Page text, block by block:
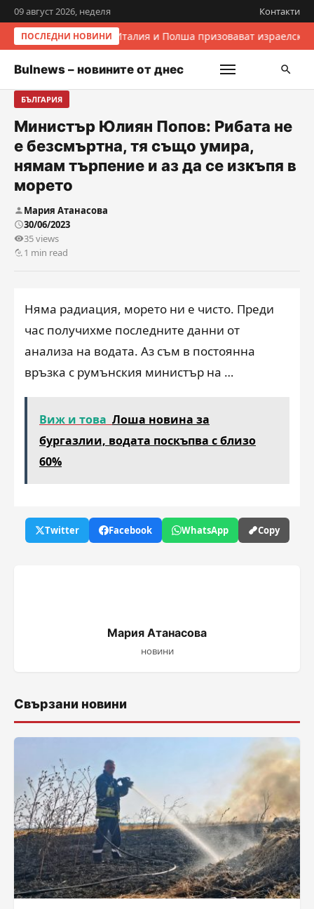
09 август 2026, неделя Контакти
ПОСЛЕДНИ НОВИНИ Италия и Полша призовават
Bulnews – новините от днес
БЪЛГАРИЯ
Министър Юлиян Попов: Рибата не
е безсмъртна, тя също умира,
нямам търпение и аз да се изкъпя в
морето
Мария Атанасова
30/06/2023
35 views
1 min read
Няма радиация, морето ни е чисто. Преди
час получихме последните данни от
анализа на водата. Аз съм в постоянна
връзка с румънския министър на …
Виж и това Лоша новина за
бургазлии, водата поскъпва с близо
60%
Twitter Facebook WhatsApp Copy
Мария Атанасова
новини
Свързани новини